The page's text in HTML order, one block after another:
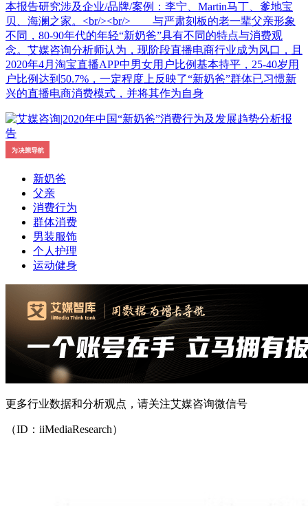
本报告研究涉及企业/品牌/案例：李宁、Martin马丁、爹地宝
贝、海澜之家。<br/><br/> 与严肃刻板的老一辈父亲形象
不同，80-90年代的年轻“新奶爸”具有不同的特点与消费观
念。艾媒咨询分析师认为，现阶段直播电商行业成为风口，且
2020年4月淘宝直播APP中男女用户比例基本持平，25-40岁用
户比例达到50.7%，一定程度上反映了“新奶爸”群体已习惯新
兴的直播电商消费模式，并将其作为自身
新奶爸
父亲
消费行为
群体消费
男装服饰
个人护理
运动健身
更多行业数据和分析观点，请关注艾媒咨询微信号
（ID：iiMediaResearch）